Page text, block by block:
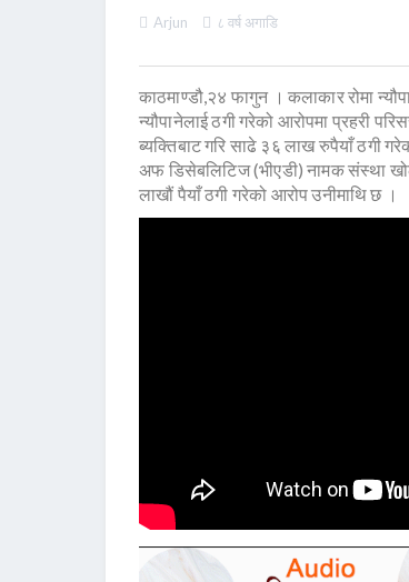
Arjun ८ वर्ष अगाडि
काठमाण्डौ,२४ फागुन । कलाकार रोमा
न्यौपानेलाई ठगी गरेको आरोपमा प्रहरी
ब्यक्तिबाट गरि साढे ३६ लाख रुपैयाँ ठगी
अफ डिसेबलिटिज (भीएडी) नामक संस्था
लाखौं पैयाँ ठगी गरेको आरोप उनीमाथि छ ।